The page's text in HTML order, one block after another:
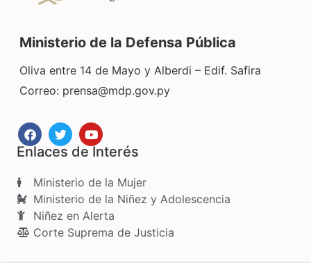
Ministerio de la Defensa Pública
Oliva entre 14 de Mayo y Alberdi – Edif. Safira
Correo: prensa@mdp.gov.py
Enlaces de Interés
Ministerio de la Mujer
Ministerio de la Niñez y Adolescencia
Niñez en Alerta
Corte Suprema de Justicia